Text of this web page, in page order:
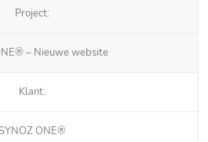
Project:
– Nieuwe website
Klant:
ONE®